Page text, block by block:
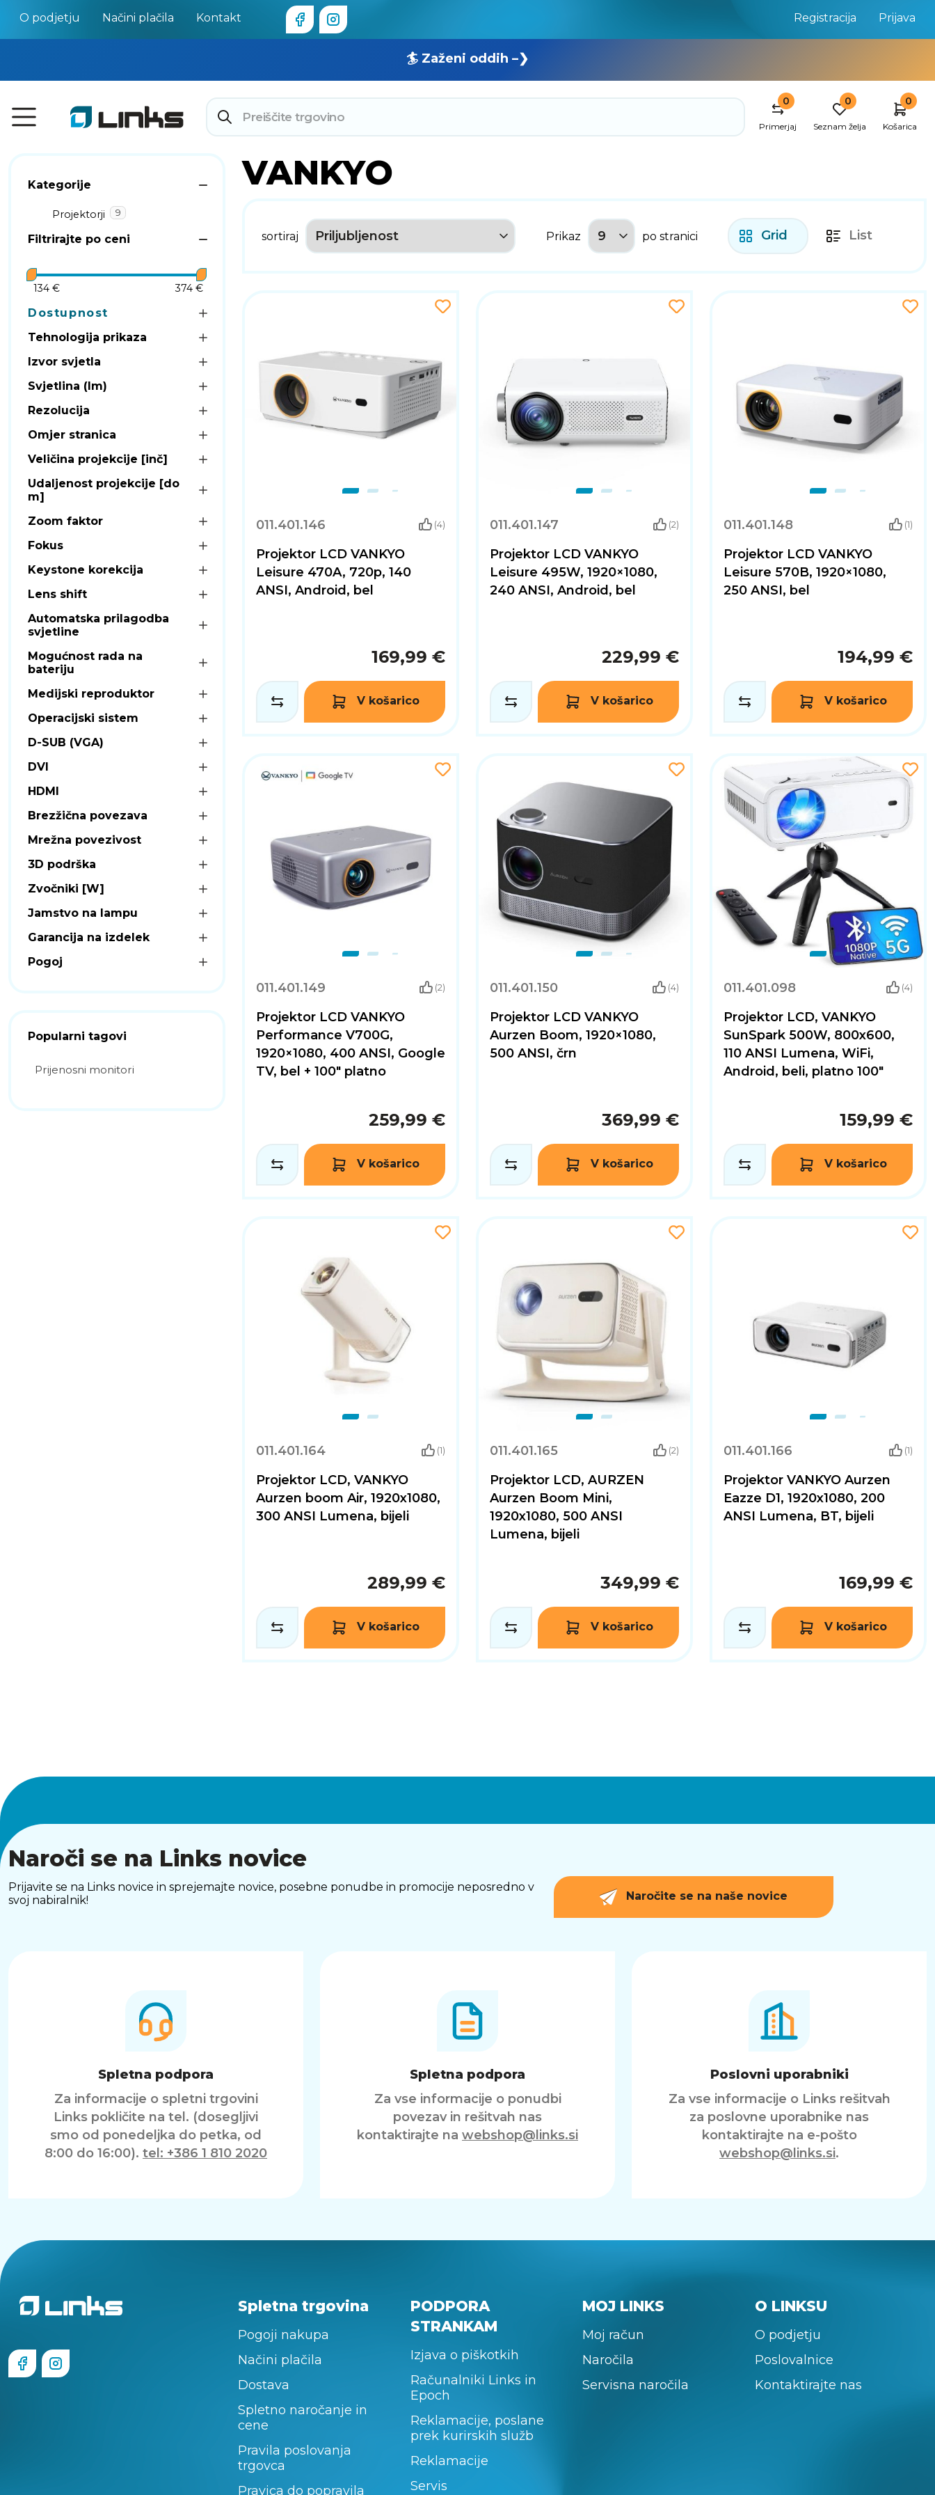
O podjetju Načini plačila Kontakt Registracija Prijava
🏄 Zaženi oddih –❯
0
Primerjaj
0
Seznam želja
0
Košarica
Kategorije
Projektorji 9
Filtrirajte po ceni
134 € 374 €
Dostupnost
Tehnologija prikaza
Izvor svjetla
Svjetlina (lm)
Rezolucija
Omjer stranica
Veličina projekcije [inč]
Udaljenost projekcije [do
m]
Zoom faktor
Fokus
Keystone korekcija
Lens shift
Automatska prilagodba
svjetline
Mogućnost rada na
bateriju
Medijski reproduktor
Operacijski sistem
D-SUB (VGA)
DVI
HDMI
Brezžična povezava
Mrežna povezivost
3D podrška
Zvočniki [W]
Jamstvo na lampu
Garancija na izdelek
Pogoj
Popularni tagovi
Prijenosni monitori
VANKYO
sortiraj Prikaz po stranici Grid List
011.401.146 (4)
Projektor LCD VANKYO
Leisure 470A, 720p, 140
ANSI, Android, bel
169,99 €
V košarico
011.401.147 (2)
Projektor LCD VANKYO
Leisure 495W, 1920×1080,
240 ANSI, Android, bel
229,99 €
V košarico
011.401.148 (1)
Projektor LCD VANKYO
Leisure 570B, 1920×1080,
250 ANSI, bel
194,99 €
V košarico
011.401.149 (2)
Projektor LCD VANKYO
Performance V700G,
1920×1080, 400 ANSI, Google
TV, bel + 100" platno
259,99 €
V košarico
011.401.150 (4)
Projektor LCD VANKYO
Aurzen Boom, 1920×1080,
500 ANSI, črn
369,99 €
V košarico
011.401.098 (4)
Projektor LCD, VANKYO
SunSpark 500W, 800x600,
110 ANSI Lumena, WiFi,
Android, beli, platno 100"
159,99 €
V košarico
011.401.164 (1)
Projektor LCD, VANKYO
Aurzen boom Air, 1920x1080,
300 ANSI Lumena, bijeli
289,99 €
V košarico
011.401.165 (2)
Projektor LCD, AURZEN
Aurzen Boom Mini,
1920x1080, 500 ANSI
Lumena, bijeli
349,99 €
V košarico
011.401.166 (1)
Projektor VANKYO Aurzen
Eazze D1, 1920x1080, 200
ANSI Lumena, BT, bijeli
169,99 €
V košarico
Naroči se na Links novice
Prijavite se na Links novice in sprejemajte novice, posebne ponudbe in promocije neposredno v
svoj nabiralnik!
Naročite se na naše novice
Spletna podpora
Za informacije o spletni trgovini
Links pokličite na tel. (dosegljivi
smo od ponedeljka do petka, od
8:00 do 16:00). tel: +386 1 810 2020
Spletna podpora
Za vse informacije o ponudbi
povezav in rešitvah nas
kontaktirajte na webshop@links.si
Poslovni uporabniki
Za vse informacije o Links rešitvah
za poslovne uporabnike nas
kontaktirajte na e-pošto
webshop@links.si.
Spletna trgovina
Pogoji nakupa
Načini plačila
Dostava
Spletno naročanje in
cene
Pravila poslovanja
trgovca
Pravica do popravila
PODPORA
STRANKAM
Izjava o piškotkih
Računalniki Links in
Epoch
Reklamacije, poslane
prek kurirskih služb
Reklamacije
Servis
MOJ LINKS
Moj račun
Naročila
Servisna naročila
O LINKSU
O podjetju
Poslovalnice
Kontaktirajte nas